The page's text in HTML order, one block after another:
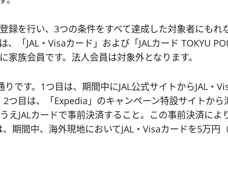
録を行い、3つの条件をすべて達成した対象者にもれ
、「JAL・Visaカード」および「JALカード TOKYU
族会員です。法人会員は対象外となります。
です。1つ目は、期間中にJAL公式サイトからJAL・
2つ目は、「Expedia」のキャンペーン特設サイトから
えJALカードで事前決済すること。この事前決済によ
期間中、海外現地においてJAL・Visaカードを5万円